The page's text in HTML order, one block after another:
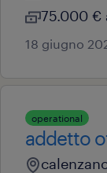
75.000 €
18 giugno
operational
addetto